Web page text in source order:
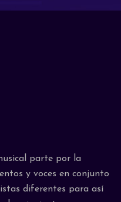
parte por la
y voces en conjunto
diferentes para así